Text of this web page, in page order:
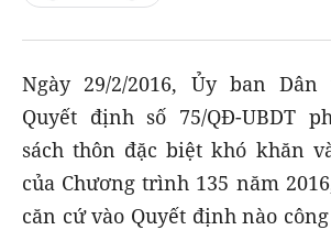
Ngày 29/2/2016, Ủy ban
Quyết định số 75/QĐ-UBDT
sách thôn đặc biệt khó khăn
của Chương trình 135 năm
căn cứ vào Quyết định nào